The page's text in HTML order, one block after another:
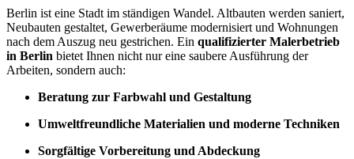
Berlin ist eine Stadt im ständigen Wandel. Altbauten werden saniert,
Neubauten gestaltet, Gewerberäume modernisiert und Wohnungen
nach dem Auszug neu gestrichen. Ein qualifizierter Malerbetrieb
in Berlin bietet Ihnen nicht nur eine saubere Ausführung der
Arbeiten, sondern auch:
Beratung zur Farbwahl und Gestaltung
Umweltfreundliche Materialien und moderne Techniken
Sorgfältige Vorbereitung und Abdeckung